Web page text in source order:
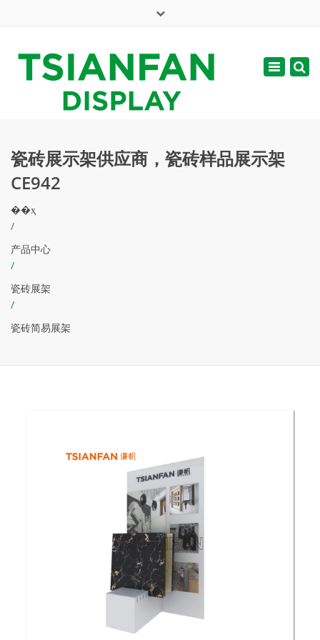
周一 - 周六: 7:00 - 17:00
Toggle
瓷砖展示架供应商，瓷砖样品展示架
CE942
��ҳ
/
产品中心
/
瓷砖展架
/
瓷砖简易展架